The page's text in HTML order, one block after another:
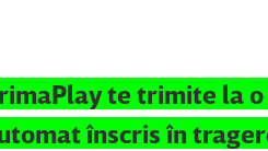
te trimite la o
înscris în